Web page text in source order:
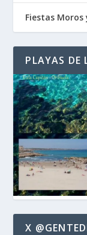
Fiestas Moros
PLAYAS DE
X